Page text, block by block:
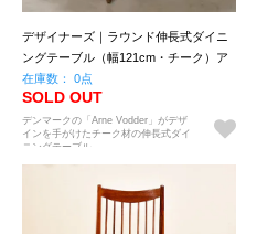
デザイナーズ｜ラウンド伸長式ダイニ
ングテーブル（幅121cm・チーク）ア
ルネ・ヴォッダー｜UD19133
在庫数： 0点
SOLD OUT
デンマークの「Arne Vodder」がデザ
インを手がけたチーク材の伸長式ダイ
ニングテーブル